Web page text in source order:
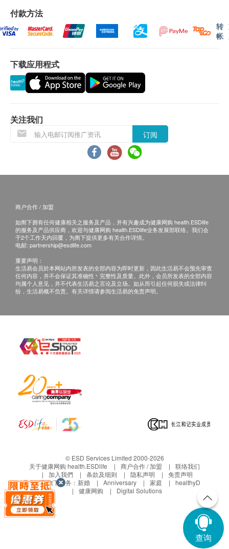
请主人带备以下物品：
1. 猫猫具有效3合1防疫针之针卡正本 (政府法例规定)
2. 粮食 (以免猫猫因突然转粮而肠胃不适)
3. 猫猫平常用的床仔、玩具、有猫猫及主人气味的衣物
*本店免费提供豆腐砂及饮食碗，客人亦可自备饮食碗
及电动饮水机(如客人自备易碎的饮食碗等用具，本店
不负责其碎裂的后果)
房间CCTV：
本店会每天拍照/拍片向主人汇报猫猫情况，CCTV属附
加收费项目，客人可于预订后决定是否需要此项目
付款方法
转
帐
下载应用程式
关注我们
订阅
商户合作 / 加盟
如阁下拥有任何健康相关之服务及产品，并有兴趣成为健康网购 health.ESDlife
的服务及产品供应商，欢迎与健康网购 health.ESDlife业务发展部联络。我们会
于2个工作天内回覆，为阁下提供更多有关合作详情。
电邮: partnership@esdlife.com
重要声明：
生活易会员於本网站内所发表的全部内容为即时更新，因此生活易不会预先审查
任何内容，并不会保证其准确性丶完整性及质量。此外，会员所发表的全部内容
均属个人意见，并不代表生活易之言论及立场。如从而引起任何损失或法律纠
纷，生活易概不负责。有关详情请参阅生活易的免责声明。
© ESD Services Limited 2000-2026
关于健康网购 health.ESDlife
商户合作 / 加盟
联络我们
加入我們
条款及细则 隐私声明
免责声明
生活易旗下业务： 新婚 Anniversary 家庭
healthyD
健康网购
Digital Solutions
查询